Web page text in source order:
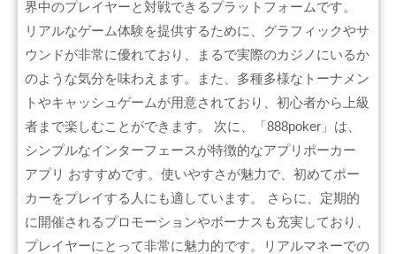
界中のプレイヤーと対戦できるプラットフォームです。
リアルなゲーム体験を提供するために、グラフィックやサ
ウンドが非常に優れており、まるで実際のカジノにいるか
のような気分を味わえます。また、多種多様なトーナメン
トやキャッシュゲームが用意されており、初心者から上級
者まで楽しむことができます。 次に、「888poker」は、
シンプルなインターフェースが特徴的なアプリポーカー
アプリ おすすめです。使いやすさが魅力で、初めてポー
カーをプレイする人にも適しています。 さらに、定期的
に開催されるプロモーションやボーナスも充実しており、
プレイヤーにとって非常に魅力的です。リアルマネーでの